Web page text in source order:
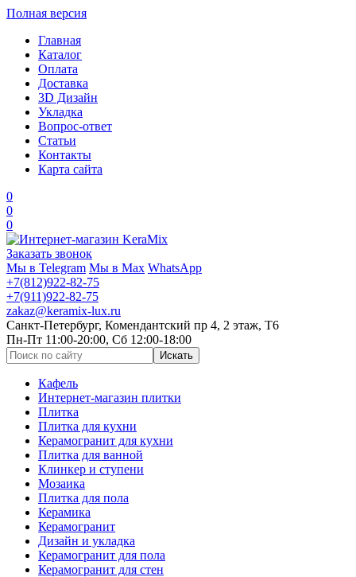
Полная версия
Главная
Каталог
Оплата
Доставка
3D Дизайн
Укладка
Вопрос-ответ
Статьи
Контакты
Карта сайта
0
0
0
Заказать звонок
Мы в Telegram Мы в Max WhatsApp
+7(812)922-82-75
+7(911)922-82-75
zakaz@keramix-lux.ru
Санкт-Петербург, Комендантский пр 4, 2 этаж, Т6
Пн-Пт 11:00-20:00, Сб 12:00-18:00
Кафель
Интернет-магазин плитки
Плитка
Плитка для кухни
Керамогранит для кухни
Плитка для ванной
Клинкер и ступени
Мозаика
Плитка для пола
Керамика
Керамогранит
Дизайн и укладка
Керамогранит для пола
Керамогранит для стен